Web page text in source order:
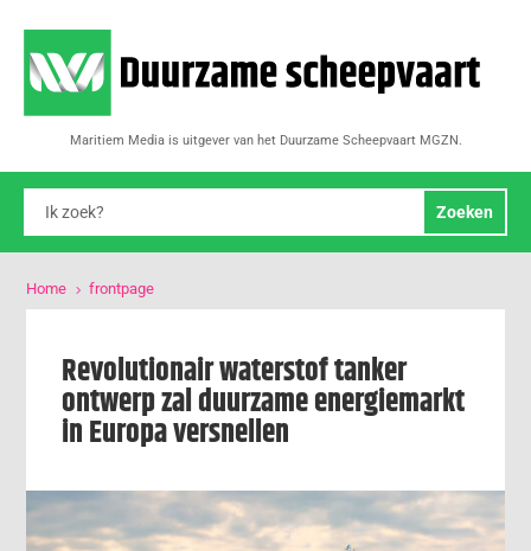
Maritiem Media is uitgever van het Duurzame Scheepvaart MGZN.
Home 5 frontpage
Revolutionair waterstof tanker
ontwerp zal duurzame energiemarkt
in Europa versnellen